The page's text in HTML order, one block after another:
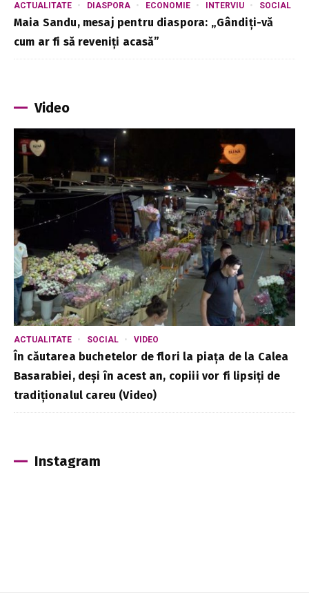
ACTUALITATE DIASPORA ECONOMIE INTERVIU SOCIAL
Maia Sandu, mesaj pentru diaspora: „Gândiți-vă
cum ar fi să reveniți acasă”
Video
ACTUALITATE SOCIAL VIDEO
În căutarea buchetelor de flori la piața de la Calea
Basarabiei, deși în acest an, copiii vor fi lipsiți de
tradiționalul careu (Video)
Instagram